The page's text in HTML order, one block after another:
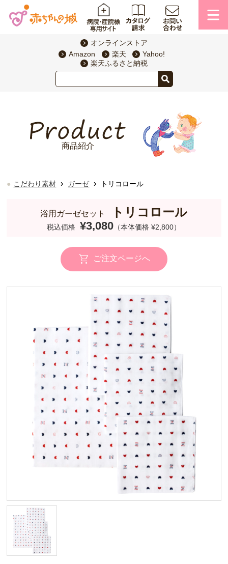
オンラインストア
Amazon
楽天
Yahoo!
楽天ふるさと納税
商品紹介
こだわり素材 › ガーゼ › トリコロール
浴用ガーゼセット トリコロール
税込価格 ¥3,080 （本体価格 ¥2,800）
ご注文ページへ